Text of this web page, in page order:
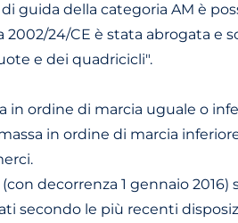
guida della categoria AM è
24/CE è stata abrogata e
e dei quadricicli".
ordine di marcia uguale o
in ordine di marcia
decorrenza 1 gennaio 2016)
secondo le più recenti